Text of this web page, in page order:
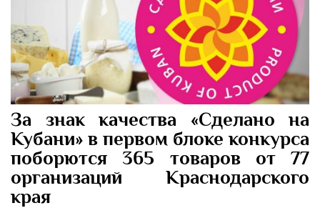
За знак качества «Сделано на
Кубани» в первом блоке конкурса
поборются 365 товаров от 77
организаций Краснодарского
края